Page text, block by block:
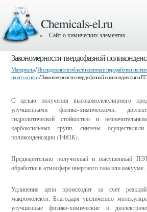
Chemicals-el.ru
» Сайт о химических элементах
Закономерности твердофазной
Материалы/Исследования в области синтеза и переработки
на его основе/ Закономерности твердофазной поликонденсации
С целью получения высокомолекулярного
улучшенными физико-химическими,
гидролитической стойкостью и
карбоксильных групп, синтезы
поликонденсации (ТФПК).
Предварительно полученный и высушенный
обработке в атмосфере инертного газа или вакууме.
Удлинение цепи происходит за счет
макромолекул. Благодаря увеличению
улучшенные физико-химические и